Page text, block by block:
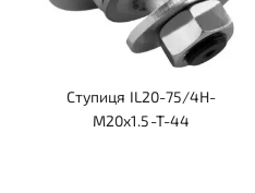
Ступиця IL20-75/4H-
M20x1.5-T-44